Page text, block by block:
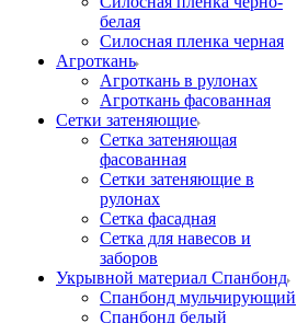
белая
Силосная пленка черная
Агроткань
Агроткань в рулонах
Агроткань фасованная
Сетки затеняющие
Сетка затеняющая
фасованная
Сетки затеняющие в
рулонах
Сетка фасадная
Сетка для навесов и
заборов
Укрывной материал Спанбонд
Спанбонд мульчирующий
Спанбонд белый